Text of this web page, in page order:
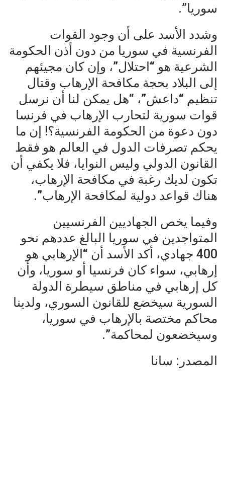
سوريا”.
وشدد الأسد على أن وجود القوات
الفرنسية في سوريا من دون أذن الحكومة
الشرعية هو “احتلال”، وإن كان مجيئهم
إلى البلاد بحجة مكافحة الإرهاب وقتال
تنظيم “داعش”، “هل يمكن لنا أن نرسل
قوات سورية لتحارب الإرهاب في فرنسا
دون دعوة من الحكومة الفرنسية؟! إن ما
يحكم تصرفات الدول في العالم هو فقط
القانون الدولي وليس النوايا، فلا يكفي أن
تكون لديك رغبة في مكافحة الإرهاب،
هناك قواعد دولية لمكافحة الإرهاب”.
وفيما يخص الجهاديين الفرنسيين
المتواجدين في سوريا البالغ عددهم نحو
400 جهادي، أكد الأسد أن “الإرهابي هو
إرهابي، سواء كان فرنسيا أو سوريا، وأن
كل إرهابي في مناطق سيطرة الدولة
السورية سيخضع للقانون السوري، ولدينا
محاكم مختصة بالإرهاب في سوريا،
وسيخضعون لمحاكمة”.
المصدر: سانا